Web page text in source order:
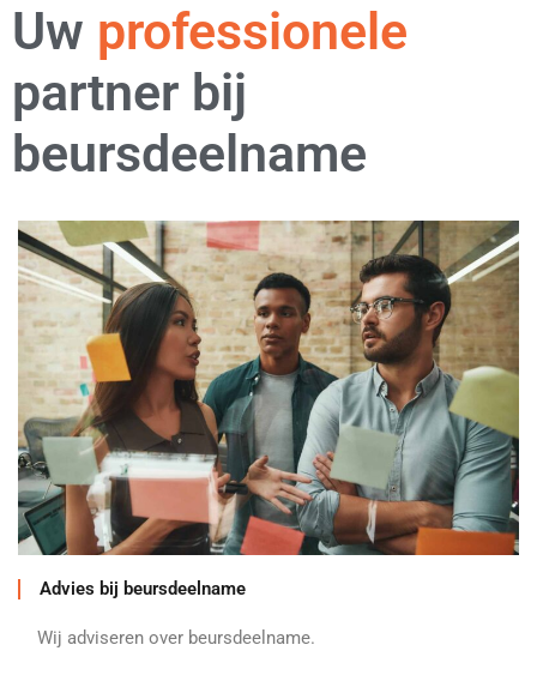
Uw professionele
strategische
partner bij
beursdeelname
Advies bij beursdeelname
Wij adviseren over beursdeelname.